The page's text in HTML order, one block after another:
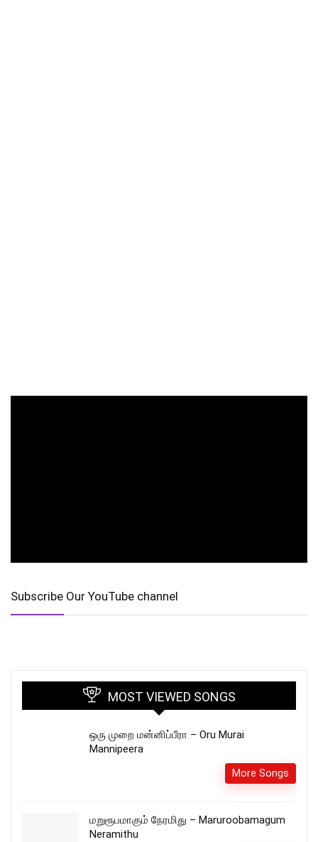
Subscribe Our YouTube channel
MOST VIEWED SONGS
ஒரு முறை மன்னிப்பீரா – Oru Murai
Mannipeera
More Songs
மறுரூபமாகும் நேரமிது – Maruroobamagum
Neramithu